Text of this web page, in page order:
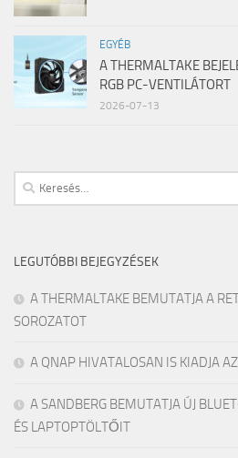
EGYÉB
A THERMALTAKE
RGB PC-VENTILÁTORT
2026-07-13
Keresés:
LEGUTÓBBI BEJEGYZÉSEK
A THERMALTAKE BEMUTATJA A
SOROZATOT
A QNAP HIVATALOSAN IS KIADJA
A SANDBERG BEMUTATJA ÚJ
ÉS LAPTOPTÖLTŐIT